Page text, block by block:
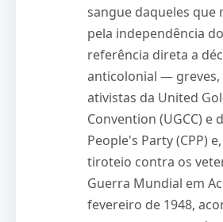
sangue daqueles
pela independência
referência direta a
anticolonial — greves,
ativistas da United
Convention (UGCC) e
People's Party (CPP)
tiroteio contra os
Guerra Mundial em
fevereiro de 1948,